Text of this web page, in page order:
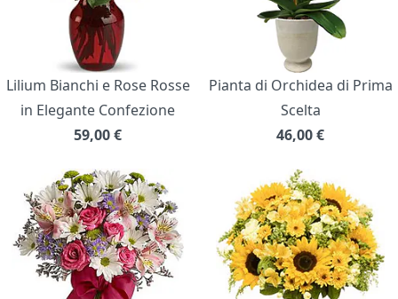
Lilium Bianchi e Rose Rosse
in Elegante Confezione
59,00€
Pianta di Orchidea di Prima
Scelta
46,00€